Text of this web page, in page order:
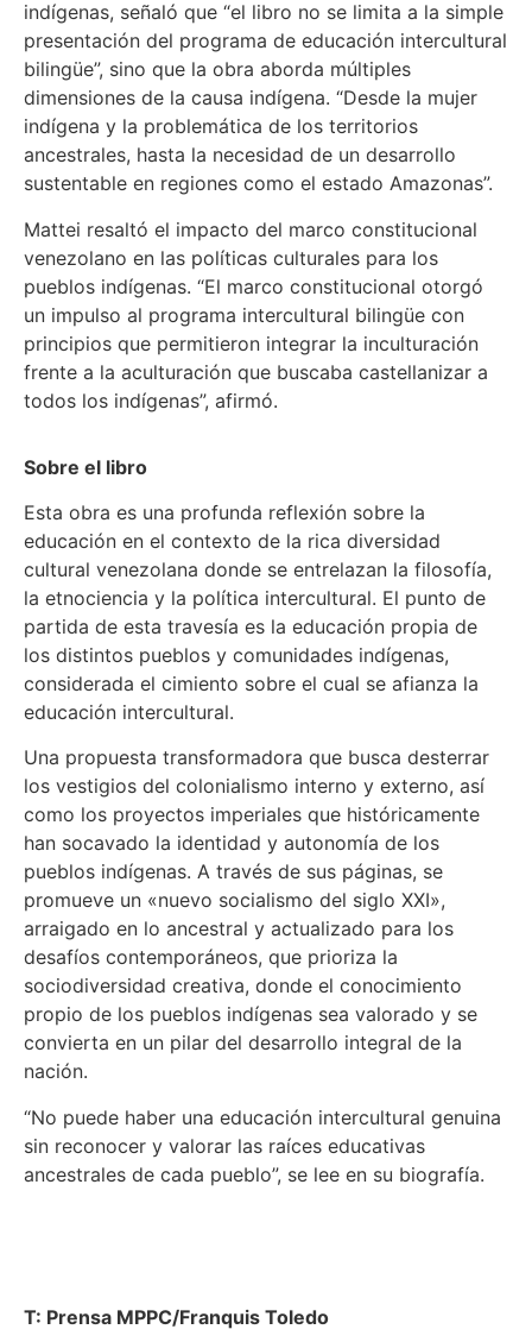
indígenas, señaló que “el libro no se limita a la simple
presentación del programa de educación intercultural
bilingüe”, sino que la obra aborda múltiples
dimensiones de la causa indígena. “Desde la mujer
indígena y la problemática de los territorios
ancestrales, hasta la necesidad de un desarrollo
sustentable en regiones como el estado Amazonas”.
Mattei resaltó el impacto del marco constitucional
venezolano en las políticas culturales para los
pueblos indígenas. “El marco constitucional otorgó
un impulso al programa intercultural bilingüe con
principios que permitieron integrar la inculturación
frente a la aculturación que buscaba castellanizar a
todos los indígenas”, afirmó.
Sobre el libro
Esta obra es una profunda reflexión sobre la
educación en el contexto de la rica diversidad
cultural venezolana donde se entrelazan la filosofía,
la etnociencia y la política intercultural. El punto de
partida de esta travesía es la educación propia de
los distintos pueblos y comunidades indígenas,
considerada el cimiento sobre el cual se afianza la
educación intercultural.
Una propuesta transformadora que busca desterrar
los vestigios del colonialismo interno y externo, así
como los proyectos imperiales que históricamente
han socavado la identidad y autonomía de los
pueblos indígenas. A través de sus páginas, se
promueve un «nuevo socialismo del siglo XXI»,
arraigado en lo ancestral y actualizado para los
desafíos contemporáneos, que prioriza la
sociodiversidad creativa, donde el conocimiento
propio de los pueblos indígenas sea valorado y se
convierta en un pilar del desarrollo integral de la
nación.
“No puede haber una educación intercultural genuina
sin reconocer y valorar las raíces educativas
ancestrales de cada pueblo”, se lee en su biografía.
T: Prensa MPPC/Franquis Toledo